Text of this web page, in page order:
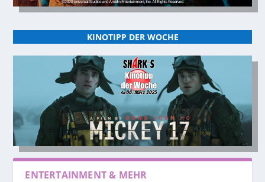
KINOTIPP DER WOCHE
ENTERTAINMENT & MEHR